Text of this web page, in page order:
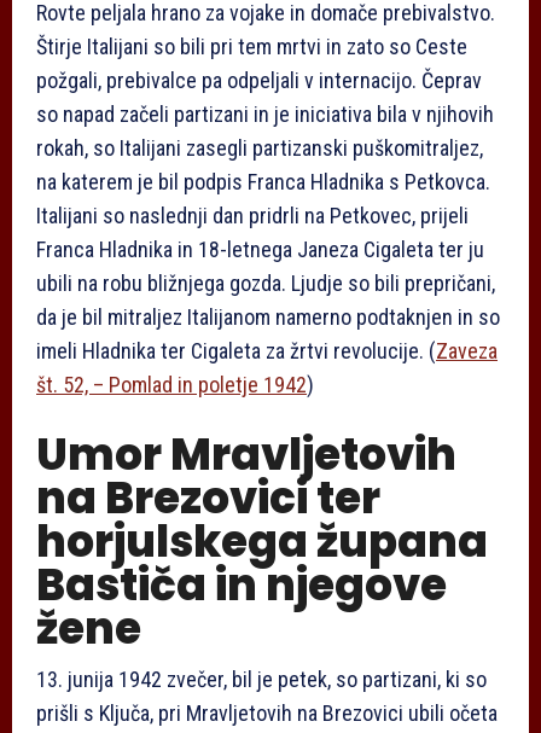
Rovte peljala hrano za vojake in domače prebivalstvo.
Štirje Italijani so bili pri tem mrtvi in zato so Ceste
požgali, prebivalce pa odpeljali v internacijo. Čeprav
so napad začeli partizani in je iniciativa bila v njihovih
rokah, so Italijani zasegli partizanski puškomitraljez,
na katerem je bil podpis Franca Hladnika s Petkovca.
Italijani so naslednji dan pridrli na Petkovec, prijeli
Franca Hladnika in 18-letnega Janeza Cigaleta ter ju
ubili na robu bližnjega gozda. Ljudje so bili prepričani,
da je bil mitraljez Italijanom namerno podtaknjen in so
imeli Hladnika ter Cigaleta za žrtvi revolucije. (Zaveza
št. 52, – Pomlad in poletje 1942)
Umor Mravljetovih
na Brezovici ter
horjulskega župana
Bastiča in njegove
žene
13. junija 1942 zvečer, bil je petek, so partizani, ki so
prišli s Ključa, pri Mravljetovih na Brezovici ubili očeta